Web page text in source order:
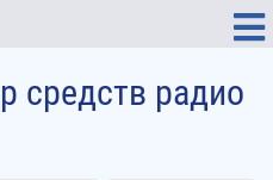
средств радио